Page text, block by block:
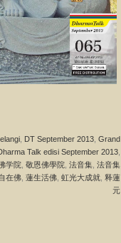
DT September 2013 Grand
Talk edisi September 2013
学院 敬恩佛學院 法音集 法音集
在佛 蓮生活佛 虹光大成就 释蓮
元